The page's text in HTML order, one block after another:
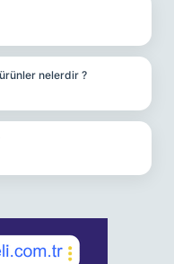
ürünler nelerdir ?